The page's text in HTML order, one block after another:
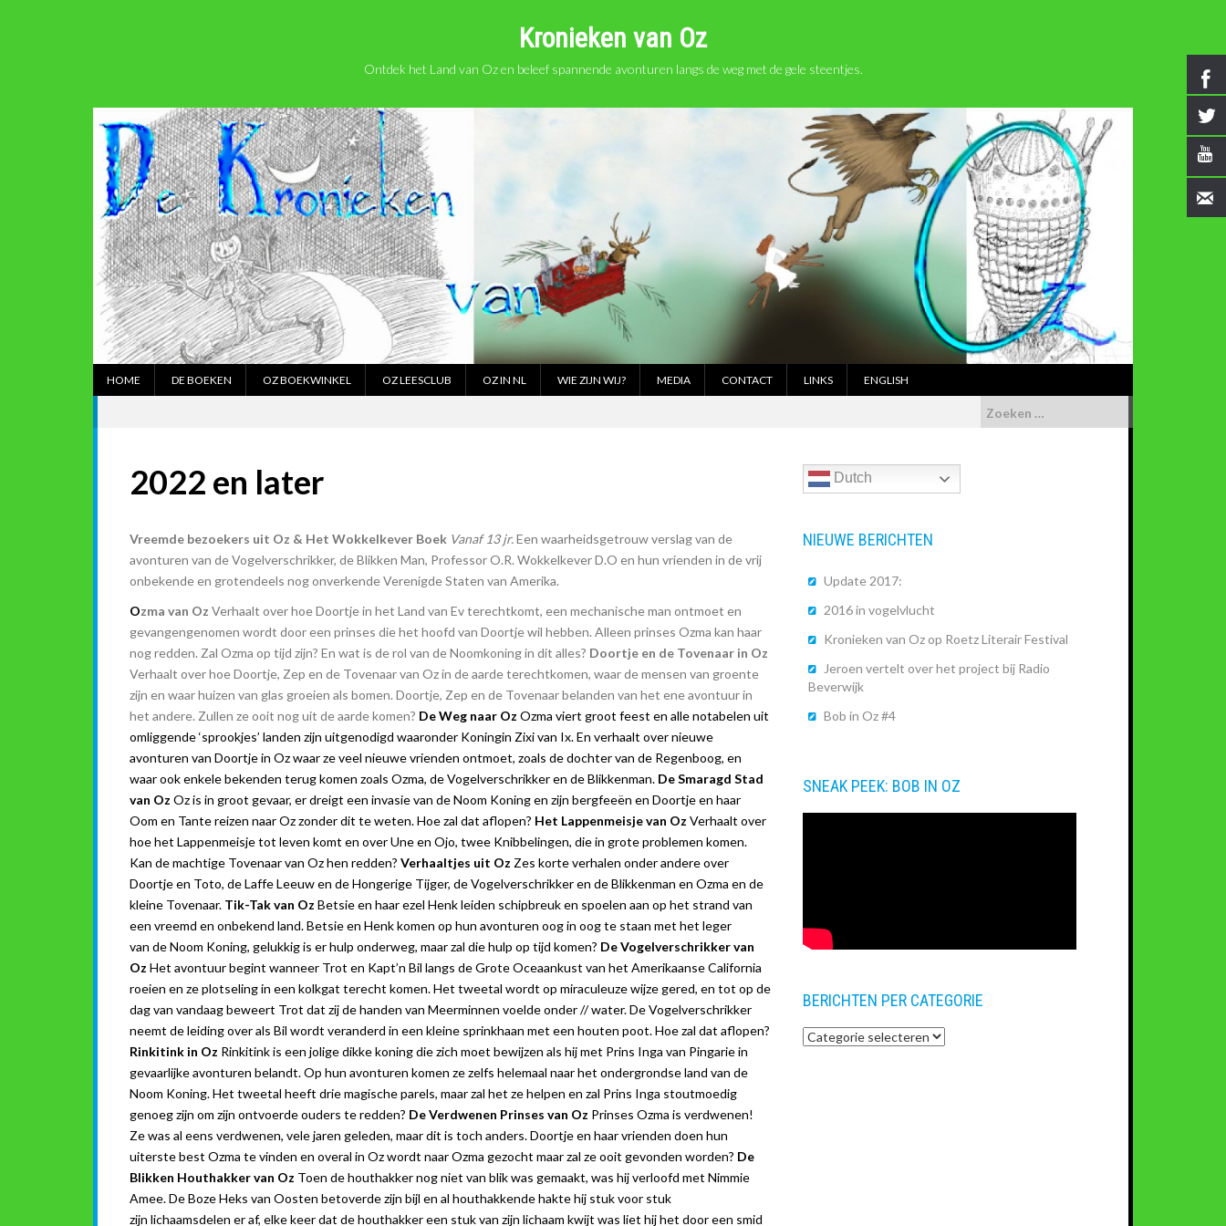
Kronieken van Oz
Ontdek het Land van Oz en beleef spannende avonturen langs de weg met de gele steentjes.
HOME DE BOEKEN OZ BOEKWINKEL OZ LEESCLUB OZ IN NL WIE ZIJN WIJ? MEDIA CONTACT LINKS ENGLISH
2022 en later
Vreemde bezoekers uit Oz & Het Wokkelkever Boek Vanaf 13 jr.Een waarheidsgetrouw verslag van de
avonturen van de Vogelverschrikker, de Blikken Man, Professor O.R. Wokkelkever D.O en hun vrienden in de vrij
onbekende en grotendeels nog onverkende Verenigde Staten van Amerika.
Ozma van Oz Verhaalt over hoe Doortje in het Land van Ev terechtkomt, een mechanische man ontmoet en
gevangengenomen wordt door een prinses die het hoofd van Doortje wil hebben. Alleen prinses Ozma kan haar
nog redden. Zal Ozma op tijd zijn? En wat is de rol van de Noomkoning in dit alles? Doortje en de Tovenaar in Oz
Verhaalt over hoe Doortje, Zep en de Tovenaar van Oz in de aarde terechtkomen, waar de mensen van groente
zijn en waar huizen van glas groeien als bomen. Doortje, Zep en de Tovenaar belanden van het ene avontuur in
het andere. Zullen ze ooit nog uit de aarde komen? De Weg naar Oz Ozma viert groot feest en alle notabelen uit
omliggende ‘sprookjes’ landen zijn uitgenodigd waaronder Koningin Zixi van Ix. En verhaalt over nieuwe
avonturen van Doortje in Oz waar ze veel nieuwe vrienden ontmoet, zoals de dochter van de Regenboog, en
waar ook enkele bekenden terug komen zoals Ozma, de Vogelverschrikker en de Blikkenman. De Smaragd Stad
van Oz Oz is in groot gevaar, er dreigt een invasie van de Noom Koning en zijn bergfeeën en Doortje en haar
Oom en Tante reizen naar Oz zonder dit te weten. Hoe zal dat aflopen? Het Lappenmeisje van Oz Verhaalt over
hoe het Lappenmeisje tot leven komt en over Une en Ojo, twee Knibbelingen, die in grote problemen komen.
Kan de machtige Tovenaar van Oz hen redden? Verhaaltjes uit Oz Zes korte verhalen onder andere over
Doortje en Toto, de Laffe Leeuw en de Hongerige Tijger, de Vogelverschrikker en de Blikkenman en Ozma en de
kleine Tovenaar. Tik-Tak van Oz Betsie en haar ezel Henk leiden schipbreuk en spoelen aan op het strand van
een vreemd en onbekend land. Betsie en Henk komen op hun avonturen oog in oog te staan met het leger
van de Noom Koning, gelukkig is er hulp onderweg, maar zal die hulp op tijd komen? De Vogelverschrikker van
Oz Het avontuur begint wanneer Trot en Kapt’n Bil langs de Grote Oceaankust van het Amerikaanse California
roeien en ze plotseling in een kolkgat terecht komen. Het tweetal wordt op miraculeuze wijze gered, en tot op de
dag van vandaag beweert Trot dat zij de handen van Meerminnen voelde onder // water. De Vogelverschrikker
neemt de leiding over als Bil wordt veranderd in een kleine sprinkhaan met een houten poot. Hoe zal dat aflopen?
Rinkitink in Oz Rinkitink is een jolige dikke koning die zich moet bewijzen als hij met Prins Inga van Pingarie in
gevaarlijke avonturen belandt. Op hun avonturen komen ze zelfs helemaal naar het ondergrondse land van de
Noom Koning. Het tweetal heeft drie magische parels, maar zal het ze helpen en zal Prins Inga stoutmoedig
genoeg zijn om zijn ontvoerde ouders te redden? De Verdwenen Prinses van Oz Prinses Ozma is verdwenen!
Ze was al eens verdwenen, vele jaren geleden, maar dit is toch anders. Doortje en haar vrienden doen hun
uiterste best Ozma te vinden en overal in Oz wordt naar Ozma gezocht maar zal ze ooit gevonden worden? De
Blikken Houthakker van Oz Toen de houthakker nog niet van blik was gemaakt, was hij verloofd met Nimmie
Amee. De Boze Heks van Oosten betoverde zijn bijl en al houthakkende hakte hij stuk voor stuk
zijn lichaamsdelen er af, elke keer dat de houthakker een stuk van zijn lichaam kwijt was liet hij het door een smid
Dutch
NIEUWE BERICHTEN
Update 2017:
2016 in vogelvlucht
Kronieken van Oz op Roetz Literair Festival
Jeroen vertelt over het project bij Radio
Beverwijk
Bob in Oz #4
SNEAK PEEK: BOB IN OZ
BERICHTEN PER CATEGORIE